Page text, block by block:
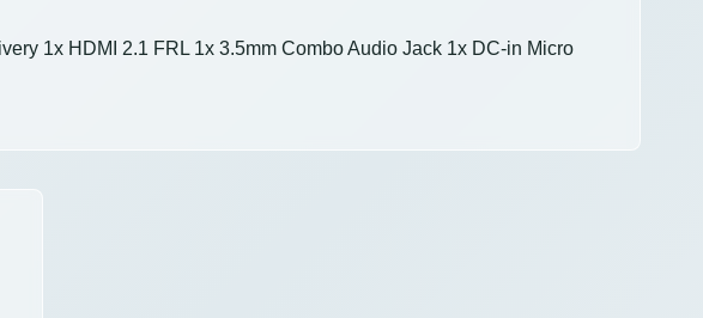
1x HDMI 2.1 FRL 1x 3.5mm Combo Audio Jack 1x DC-in Micro